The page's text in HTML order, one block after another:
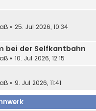
« 25. Jul 2026, 10:34
bei der Selfkantbahn
« 10. Jul 2026, 12:15
« 9. Jul 2026, 11:41